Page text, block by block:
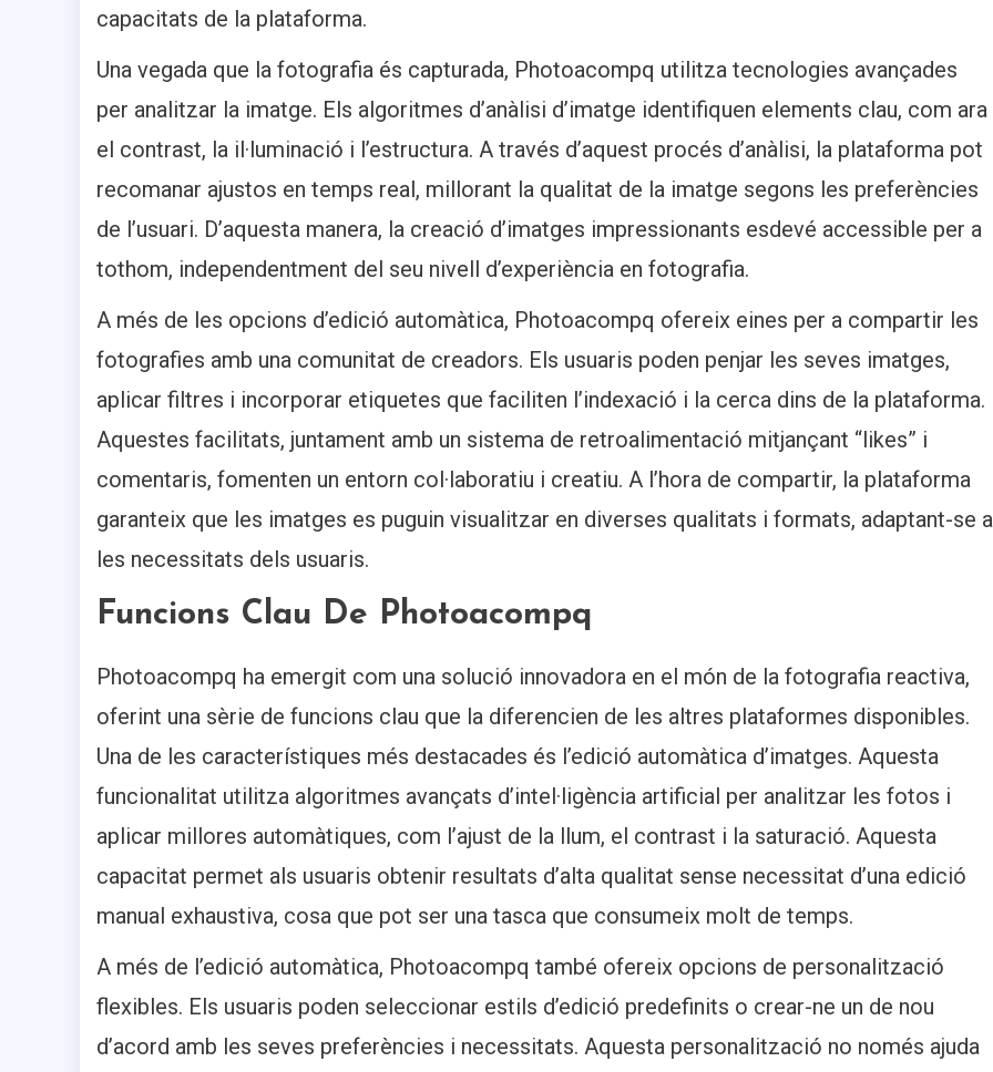
capacitats de la plataforma.
Una vegada que la fotografia és capturada, Photoacompq utilitza tecnologies avançades
per analitzar la imatge. Els algoritmes d’anàlisi d’imatge identifiquen elements clau, com ara
el contrast, la il·luminació i l’estructura. A través d’aquest procés d’anàlisi, la plataforma pot
recomanar ajustos en temps real, millorant la qualitat de la imatge segons les preferències
de l’usuari. D’aquesta manera, la creació d’imatges impressionants esdevé accessible per a
tothom, independentment del seu nivell d’experiència en fotografia.
A més de les opcions d’edició automàtica, Photoacompq ofereix eines per a compartir les
fotografies amb una comunitat de creadors. Els usuaris poden penjar les seves imatges,
aplicar filtres i incorporar etiquetes que faciliten l’indexació i la cerca dins de la plataforma.
Aquestes facilitats, juntament amb un sistema de retroalimentació mitjançant “likes” i
comentaris, fomenten un entorn col·laboratiu i creatiu. A l’hora de compartir, la plataforma
garanteix que les imatges es puguin visualitzar en diverses qualitats i formats, adaptant-se a
les necessitats dels usuaris.
Funcions Clau De Photoacompq
Photoacompq ha emergit com una solució innovadora en el món de la fotografia reactiva,
oferint una sèrie de funcions clau que la diferencien de les altres plataformes disponibles.
Una de les característiques més destacades és l’edició automàtica d’imatges. Aquesta
funcionalitat utilitza algoritmes avançats d’intel·ligència artificial per analitzar les fotos i
aplicar millores automàtiques, com l’ajust de la llum, el contrast i la saturació. Aquesta
capacitat permet als usuaris obtenir resultats d’alta qualitat sense necessitat d’una edició
manual exhaustiva, cosa que pot ser una tasca que consumeix molt de temps.
A més de l’edició automàtica, Photoacompq també ofereix opcions de personalització
flexibles. Els usuaris poden seleccionar estils d’edició predefinits o crear-ne un de nou
d’acord amb les seves preferències i necessitats. Aquesta personalització no només ajuda